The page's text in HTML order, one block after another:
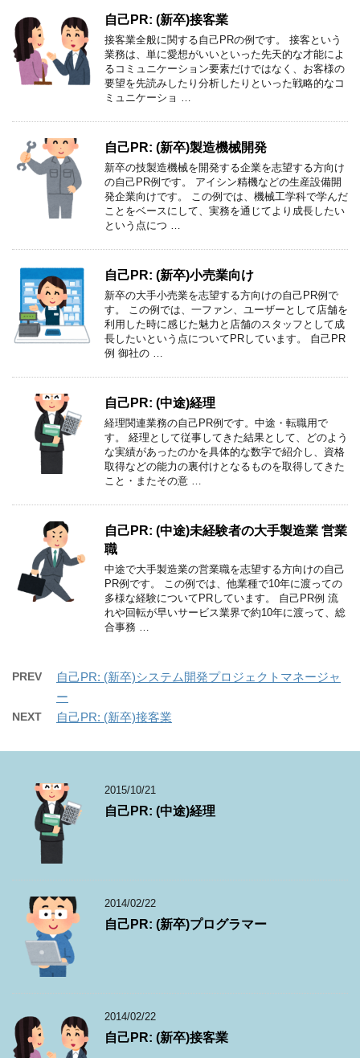
自己PR: (新卒)接客業
接客業全般に関する自己PRの例です。 接客という
業務は、単に愛想がいいといった先天的な才能によ
るコミュニケーション要素だけではなく、お客様の
要望を先読みしたり分析したりといった戦略的なコ
ミュニケーショ …
自己PR: (新卒)製造機械開発
新卒の技製造機械を開発する企業を志望する方向け
の自己PR例です。 アイシン精機などの生産設備開
発企業向けです。 この例では、機械工学科で学んだ
ことをベースにして、実務を通じてより成長したい
という点につ …
自己PR: (新卒)小売業向け
新卒の大手小売業を志望する方向けの自己PR例で
す。 この例では、一ファン、ユーザーとして店舗を
利用した時に感じた魅力と店舗のスタッフとして成
長したいという点についてPRしています。 自己PR
例 御社の …
自己PR: (中途)経理
経理関連業務の自己PR例です。中途・転職用で
す。 経理として従事してきた結果として、どのよう
な実績があったのかを具体的な数字で紹介し、資格
取得などの能力の裏付けとなるものを取得してきた
こと・またその意 …
自己PR: (中途)未経験者の大手製造業 営業
職
中途で大手製造業の営業職を志望する方向けの自己
PR例です。 この例では、他業種で10年に渡っての
多様な経験についてPRしています。 自己PR例 流
れや回転が早いサービス業界で約10年に渡って、総
合事務 …
PREV
自己PR: (新卒)システム開発プロジェクトマネージャ
ー
NEXT 自己PR: (新卒)接客業
2015/10/21
自己PR: (中途)経理
2014/02/22
自己PR: (新卒)プログラマー
2014/02/22
自己PR: (新卒)接客業